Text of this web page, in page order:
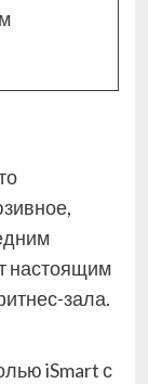
настоящим
зала.
iSmart с